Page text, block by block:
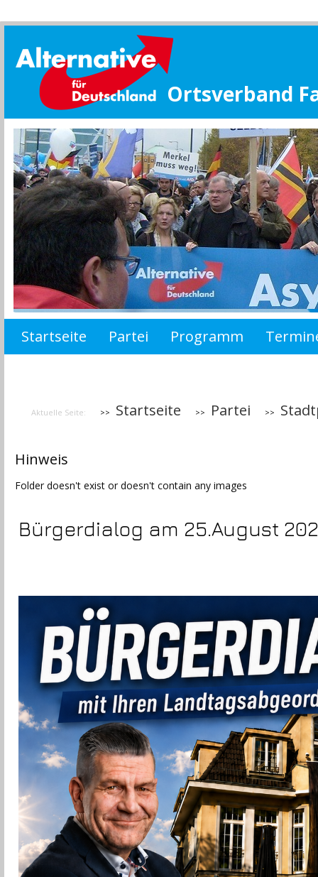
Ortsverband
Startseite Partei Programm
Aktuelle Seite: Startseite Partei
Hinweis
Folder doesn't exist or doesn't contain any images
Bürgerdialog am 25.August